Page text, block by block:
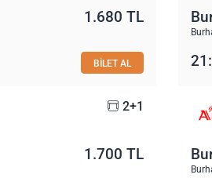
1.680 TL
BİLET AL
2+1
1.700 TL